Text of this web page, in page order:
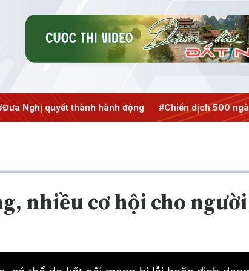
quyết thành hành động #Chiến dịch 500 ngày
nhiều cơ hội cho